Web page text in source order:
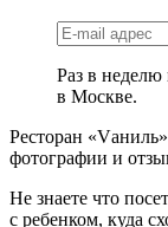
Раз в
в Москве.
Ресторан
фотографии и
Не знаете что
с ребенком, куда